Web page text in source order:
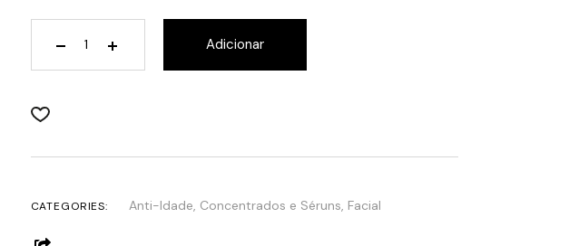
Adicionar
CATEGORIES: Anti-Idade, Concentrados e Séruns, Facial